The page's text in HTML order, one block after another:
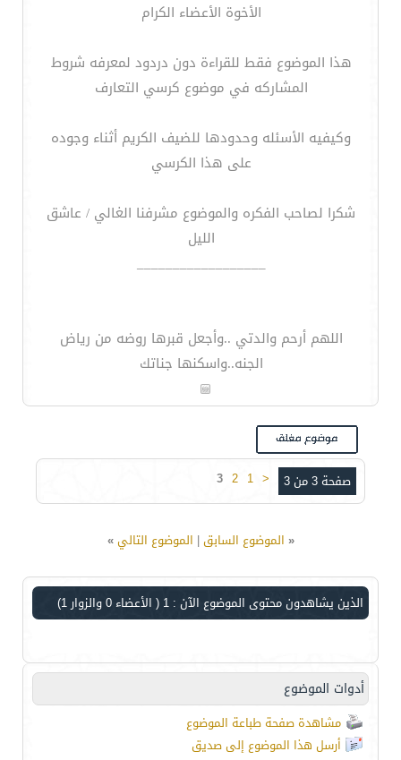
الأخوة الأعضاء الكرام
هذا الموضوع فقط للقراءة دون دردود لمعرفه شروط
المشاركه في موضوع كرسي التعارف
وكيفيه الأسئله وحدودها للضيف الكريم أثناء وجوده
على هذا الكرسي
شكرا لصاحب الفكره والموضوع مشرفنا الغالي / عاشق
الليل
__________________
اللهم أرحم والدتي ..وأجعل قبرها روضه من رياض
الجنه..واسكنها جناتك
صفحة 3 من 3 <
1
2
3
« الموضوع السابق| الموضوع التالي»
الذين يشاهدون محتوى الموضوع الآن : 1 ( الأعضاء 0 والزوار 1)
أدوات الموضوع
مشاهدة صفحة طباعة الموضوع
أرسل هذا الموضوع إلى صديق